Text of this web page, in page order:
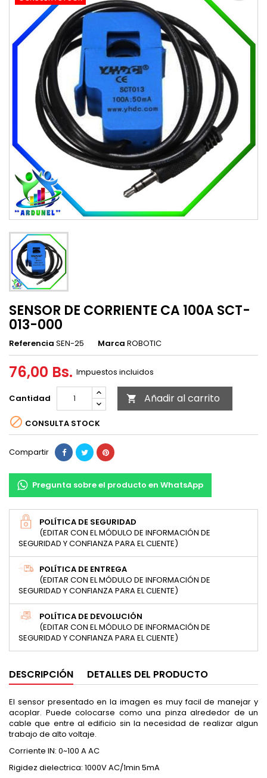
SENSOR DE CORRIENTE CA 100A SCT-
013-000
Referencia SEN-25 Marca ROBOTIC
76,00 Bs. Impuestos incluidos
Cantidad  Añadir al carrito
 CONSULTA STOCK
Compartir
Pregunta sobre el producto en WhatsApp
POLÍTICA DE SEGURIDAD
(EDITAR CON EL MÓDULO DE INFORMACIÓN DE
SEGURIDAD Y CONFIANZA PARA EL CLIENTE)
POLÍTICA DE ENTREGA
(EDITAR CON EL MÓDULO DE INFORMACIÓN DE
SEGURIDAD Y CONFIANZA PARA EL CLIENTE)
POLÍTICA DE DEVOLUCIÓN
(EDITAR CON EL MÓDULO DE INFORMACIÓN DE
SEGURIDAD Y CONFIANZA PARA EL CLIENTE)
DESCRIPCIÓN DETALLES DEL PRODUCTO
El sensor presentado en la imagen es muy facil de manejar y
acoplar. Puede colocarse como una pinza alrededor de un
cable que entre al edificio sin la necesidad de realizar algun
trabajo de alto voltaje.
Corriente IN: 0~100 A AC
Rigidez dielectrica: 1000V AC/1min 5mA